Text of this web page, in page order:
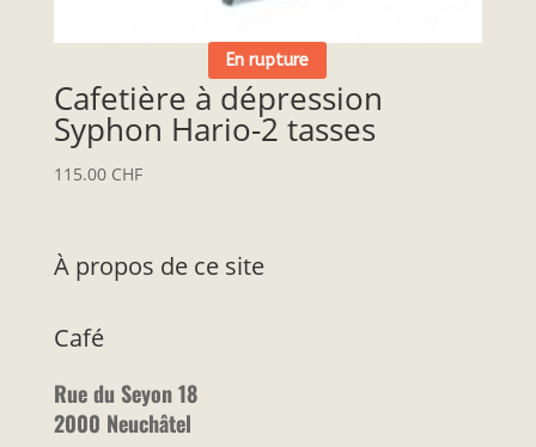
En rupture
Cafetière à dépression
Syphon Hario-2 tasses
115.00 CHF
À propos de ce site
Café
Rue du Seyon 18
2000 Neuchâtel